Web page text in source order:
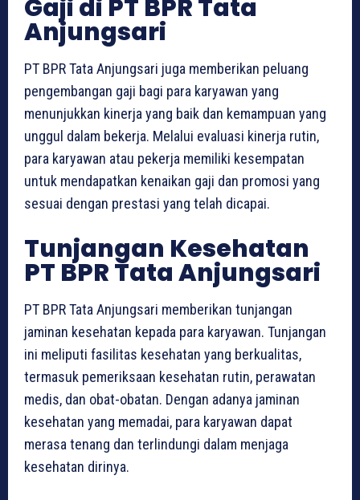
Gaji di PT BPR Tata
Anjungsari
PT BPR Tata Anjungsari juga memberikan peluang
pengembangan gaji bagi para karyawan yang
menunjukkan kinerja yang baik dan kemampuan yang
unggul dalam bekerja. Melalui evaluasi kinerja rutin,
para karyawan atau pekerja memiliki kesempatan
untuk mendapatkan kenaikan gaji dan promosi yang
sesuai dengan prestasi yang telah dicapai.
Tunjangan Kesehatan
PT BPR Tata Anjungsari
PT BPR Tata Anjungsari memberikan tunjangan
jaminan kesehatan kepada para karyawan. Tunjangan
ini meliputi fasilitas kesehatan yang berkualitas,
termasuk pemeriksaan kesehatan rutin, perawatan
medis, dan obat-obatan. Dengan adanya jaminan
kesehatan yang memadai, para karyawan dapat
merasa tenang dan terlindungi dalam menjaga
kesehatan dirinya.